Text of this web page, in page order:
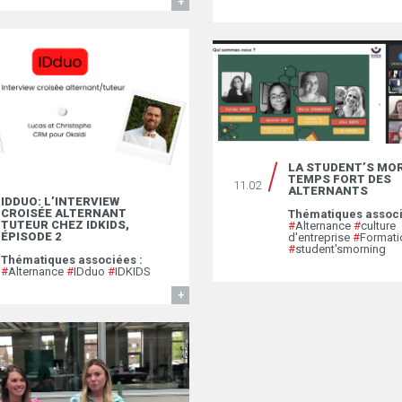
IDDUO: L’INTERVIEW
CROISÉE ALTERNANT
TUTEUR CHEZ IDKIDS,
ÉPISODE 2
Thématiques associées :
#Alternance #IDduo #IDKIDS
11.02
LA STUDENT’S
TEMPS FORT DES
ALTERNANTS
Thématiques
#Alternance #culture
d'entreprise #
#student'smorning